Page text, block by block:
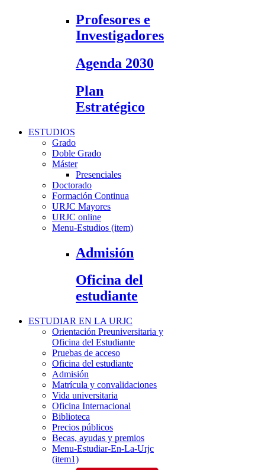
Profesores e
Investigadores
Agenda 2030
Plan
Estratégico
ESTUDIOS
Grado
Doble Grado
Máster
Presenciales
Doctorado
Formación Continua
URJC Mayores
URJC online
Menu-Estudios (item)
Admisión
Oficina del
estudiante
ESTUDIAR EN LA URJC
Orientación Preuniversitaria y
Oficina del Estudiante
Pruebas de acceso
Oficina del estudiante
Admisión
Matrícula y convalidaciones
Vida universitaria
Oficina Internacional
Biblioteca
Precios públicos
Becas, ayudas y premios
Menu-Estudiar-En-La-Urjc
(item1)